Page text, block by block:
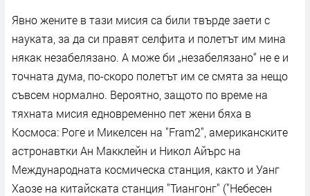
Явно жените в тази мисия са били твърде заети с
науката, за да си правят селфита и полетът им мина
някак незабелязано. А може би „незабелязано“ не е и
точната дума, по-скоро полетът им се смята за нещо
съвсем нормално. Вероятно, защото по време на
тяхната мисия едновременно пет жени бяха в
Космоса: Роге и Микелсен на "Fram2", американските
астронавтки Ан Макклейн и Никол Айърс на
Международната космическа станция, както и Уанг
Хаозе на китайската станция "Тиангонг" ("Небесен